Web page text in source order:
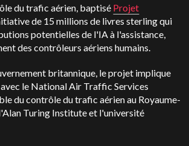
du trafic aérien, baptisé Projet
de 15 millions de livres sterling qui
potentielles de l'IA à l'assistance,
des contrôleurs aériens humains.
britannique, le projet implique
le National Air Traffic Services
du contrôle du trafic aérien au Royaume-
Turing Institute et l'université